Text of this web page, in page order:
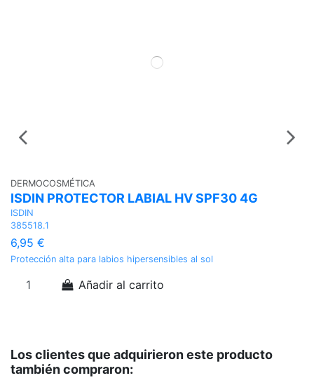
DERMOCOSMÉTICA
ISDIN PROTECTOR LABIAL HV SPF30 4G
ISDIN
385518.1
6,95 €
Protección alta para labios hipersensibles al sol
Añadir al carrito
Los clientes que adquirieron este producto
también compraron: